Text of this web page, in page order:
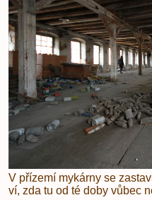
V přízemí mykárny se
ví, zda tu od té doby vůbec